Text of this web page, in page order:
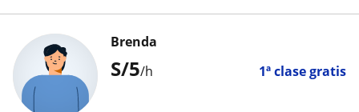
S/5/h 1ª clase gratis
Brenda